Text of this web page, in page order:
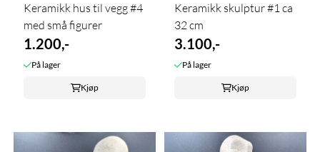
Keramikk hus til vegg #4
med små figurer
1.200,-
På lager
Kjøp
Keramikk skulptur #1 ca
32 cm
3.100,-
På lager
Kjøp